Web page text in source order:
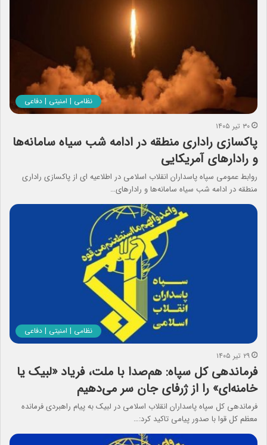
نظامی | امنیتی | دفاعی
۳۰ تیر ۱۴۰۵
پاکسازی راداری منطقه در ادامه شب سیاه سامانه‌ها
و رادارهای آمریکایی
روابط عمومی سپاه پاسداران انقلاب اسلامی در اطلاعیه ای از پاکسازی راداری
منطقه در ادامه شب سیاه سامانه‌ها و رادارهای…
نظامی | امنیتی | دفاعی
۲۹ تیر ۱۴۰۵
فرماندهی کل سپاه: هم‌صدا با ملت، فریاد «لبیک یا
خامنه‌ای» را از ژرفای جان سر می‌دهیم
فرماندهی کل سپاه پاسداران انقلاب اسلامی در لبیک به پیام راهبردی فرمانده
معظم کل قوا با صدور پیامی تاکید کرد:…